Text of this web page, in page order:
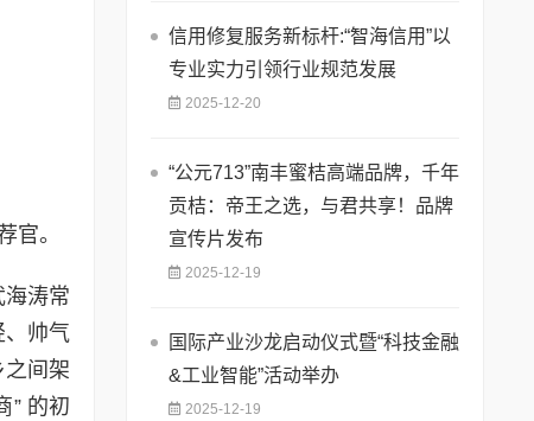
官。
涛常
、帅气
间架
” 的初
信用修复服务新标杆:“智海信用”以
专业实力引领行业规范发展
2025-12-20
“公元713”南丰蜜桔高端品牌，千年
贡桔：帝王之选，与君共享！品牌
宣传片发布
2025-12-19
国际产业沙龙启动仪式暨“科技金融
&工业智能”活动举办
2025-12-19